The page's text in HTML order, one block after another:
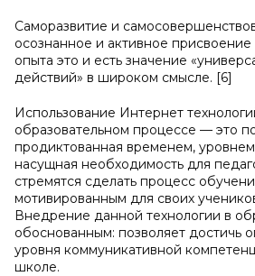
Саморазвитие и
осознанное и активное присвоение
опыта это и есть значение
действий» в широком смысле. [6]
Использование Интернет
образовательном процессе — это
продиктованная временем,
насущная необходимость для
стремятся сделать процесс
мотивированным для своих
Внедрение данной технологии в
обоснованным: позволяет достичь
уровня коммуникативной
школе.